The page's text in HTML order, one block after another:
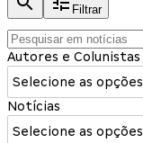
Filtrar
Autores e Colunistas
Selecione as opções
Notícias
Selecione as opções